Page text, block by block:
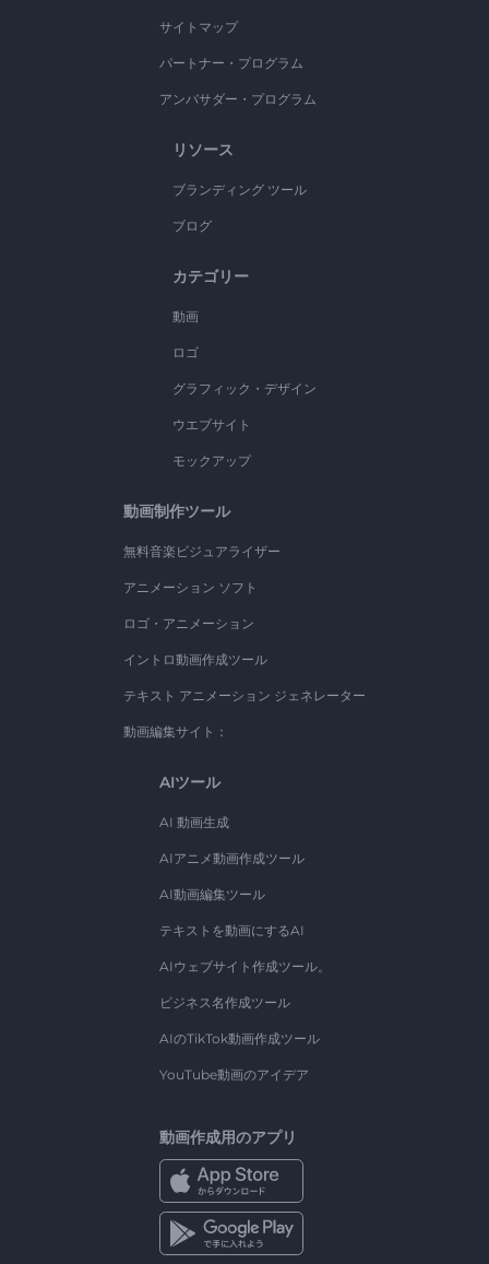
サイトマップ
パートナー・プログラム
アンバサダー・プログラム
リソース
ブランディング ツール
ブログ
カテゴリー
動画
ロゴ
グラフィック・デザイン
ウエブサイト
モックアップ
動画制作ツール
無料音楽ビジュアライザー
アニメーション ソフト
ロゴ・アニメーション
イントロ動画作成ツール
テキスト アニメーション ジェネレーター
動画編集サイト：
AIツール
AI 動画生成
AIアニメ動画作成ツール
AI動画編集ツール
テキストを動画にするAI
AIウェブサイト作成ツール。
ビジネス名作成ツール
AIのTikTok動画作成ツール
YouTube動画のアイデア
動画作成用のアプリ